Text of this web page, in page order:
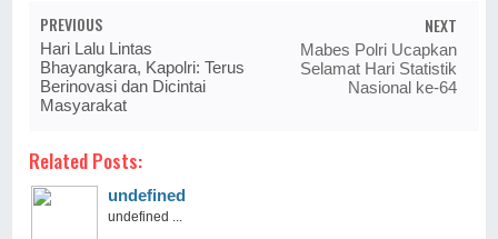
PREVIOUS
Hari Lalu Lintas
Bhayangkara, Kapolri: Terus
Berinovasi dan Dicintai
Masyarakat
NEXT
Mabes Polri Ucapkan
Selamat Hari Statistik
Nasional ke-64
Related Posts:
undefined
undefined ...